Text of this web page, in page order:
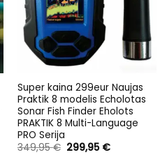
Super kaina 299eur Naujas
Praktik 8 modelis Echolotas
Sonar Fish Finder Eholots
PRAKTIK 8 Multi-Language
PRO Serija
349,95€ Original
price
299,95 €Current